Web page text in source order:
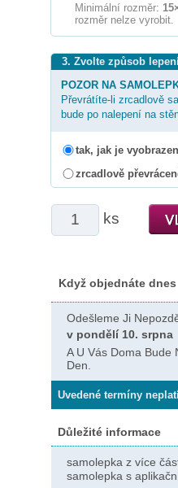
Minimální rozměr:
rozměr nelze vyrobit.
3. Zvolte způsob
POZOR NA
Převrátíte-li zrcadlově
bude po nalepení na
tak, jak je
zrcadlově
ks
Když objednáte dnes
Odešleme Ji
v pondělí 10. srpna
A U Vás Doma Bude
Den.
Uvedené termíny
Důležité informace
samolepka z více
samolepka s